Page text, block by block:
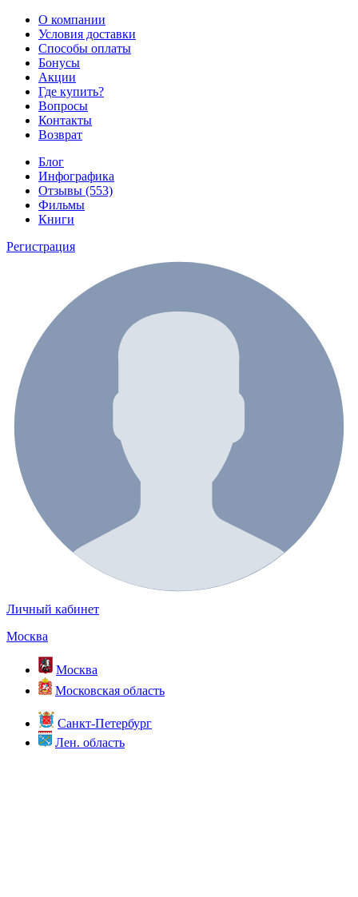
О компании
Условия доставки
Способы оплаты
Бонусы
Акции
Где купить?
Вопросы
Контакты
Возврат
Блог
Инфографика
Отзывы (553)
Фильмы
Книги
Регистрация
Личный кабинет
Москва
Москва
Московская область
Санкт-Петербург
Лен. область